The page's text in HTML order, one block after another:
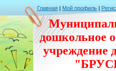
Главная | Мой профиль |
дошкольное
учреждение